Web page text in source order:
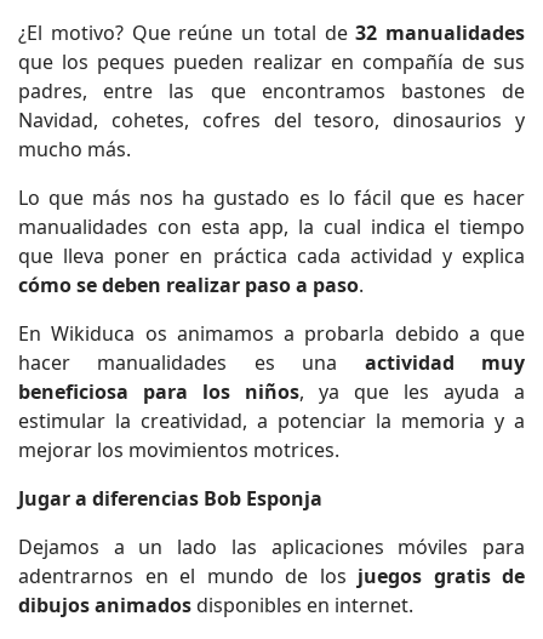
¿El motivo? Que reúne un total de32 manualidades
que los peques pueden realizar en compañía de sus
padres, entre las que encontramos bastones de
Navidad, cohetes, cofres del tesoro, dinosaurios y
mucho más.
Lo que más nos ha gustado es lo fácil que es hacer
manualidades con esta app, la cual indica el tiempo
que lleva poner en práctica cada actividad y explica
cómo se deben realizar paso a paso.
En Wikiduca os animamos a probarla debido a que
hacer manualidades es una actividad muy
beneficiosa para los niños, ya que les ayuda a
estimular la creatividad, a potenciar la memoria y a
mejorar los movimientos motrices.
Jugar a diferencias Bob Esponja
Dejamos a un lado las aplicaciones móviles para
adentrarnos en el mundo de los juegos gratis de
dibujos animadosdisponibles en internet.